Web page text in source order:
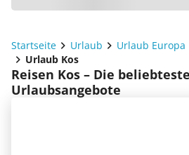
Startseite Urlaub Urlaub Europa
Urlaub Kos
Reisen Kos – Die
Urlaubsangebote